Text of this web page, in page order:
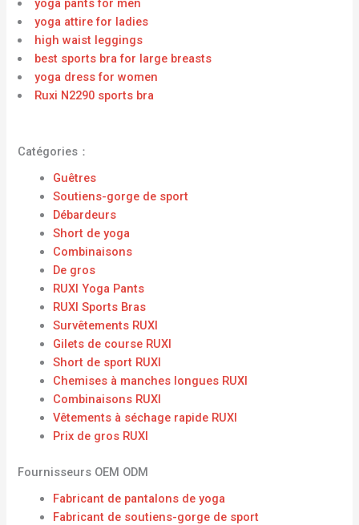
yoga pants for men
yoga attire for ladies
high waist leggings
best sports bra for large breasts
yoga dress for women
Ruxi N2290 sports bra
Catégories：
Guêtres
Soutiens-gorge de sport
Débardeurs
Short de yoga
Combinaisons
De gros
RUXI Yoga Pants
RUXI Sports Bras
Survêtements RUXI
Gilets de course RUXI
Short de sport RUXI
Chemises à manches longues RUXI
Combinaisons RUXI
Vêtements à séchage rapide RUXI
Prix ​​de gros RUXI
Fournisseurs OEM ODM
Fabricant de pantalons de yoga
Fabricant de soutiens-gorge de sport